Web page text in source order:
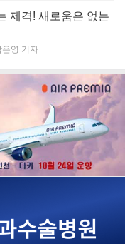
제격! 새로움은 없는
은영 기자